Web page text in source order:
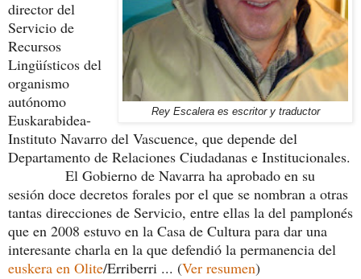
Rey Escalera es escritor y traductor
director del
Servicio de
Recursos
Lingüísticos del
organismo
autónomo
Euskarabidea-
Instituto Navarro del Vascuence, que depende del
Departamento de Relaciones Ciudadanas e Institucionales.
El Gobierno de Navarra ha aprobado en su
sesión doce decretos forales por el que se nombran a otras
tantas direcciones de Servicio, entre ellas la del pamplonés
que en 2008 estuvo en la Casa de Cultura para dar una
interesante charla en la que defendió la permanencia del
euskera en Olite/Erriberri ... (Ver resumen)